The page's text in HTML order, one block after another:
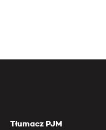
Tłumacz PJM